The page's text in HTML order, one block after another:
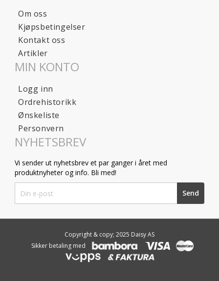
Om oss
Kjøpsbetingelser
Kontakt oss
Artikler
MIN KONTO
Logg inn
Ordrehistorikk
Ønskeliste
Personvern
NYHETSBREV
Vi sender ut nyhetsbrev et par ganger i året med
produktnyheter og info. Bli med!
Up
for
Send
Copyright & copy; 2025 Daisy AS
Sikker betaling med